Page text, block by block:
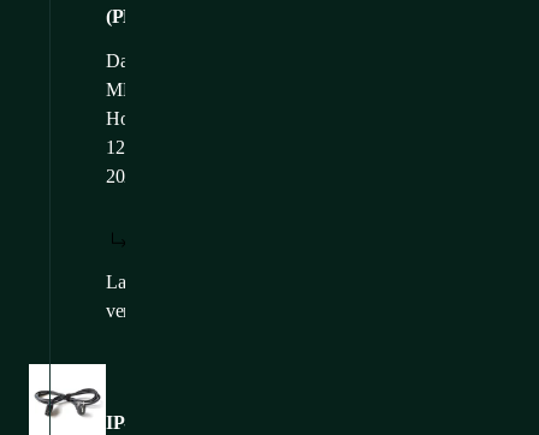
(PDUs)
Dateigröße: 5,06
MB
Hochgeladen: 11.
12.
2025
Language
versions:
IP-